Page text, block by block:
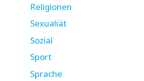
Religionen
Sexualiät
Sozial
Sport
Sprache